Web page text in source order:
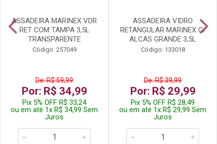
ASSADEIRA MARINEX VDR
RET COM TAMPA 3,5L
TRANSPARENTE
Código: 257049
De: R$ 59,99
Por: R$ 34,99
Pix 5% OFF R$ 33,24
ou em até 1x R$ 34,99 Sem
Juros
ASSADEIRA VIDRO
RETANGULAR MARINEX C/
ALCAS GRANDE 3,5L
Código: 133018
De: R$ 39,99
Por: R$ 29,99
Pix 5% OFF R$ 28,49
ou em até 1x R$ 29,99 Sem
Juros